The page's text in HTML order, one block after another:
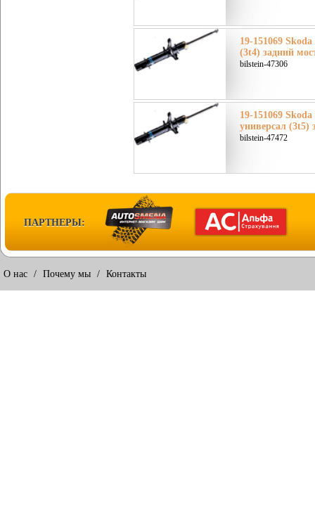
19-151069
(3t4) задний
bilstein-47306
19-151069
универсал (3t5)
bilstein-47472
ПАРТНЕРЫ:
О нас / Почему мы / Контакты